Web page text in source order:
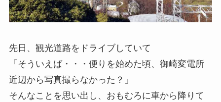
先日、観光道路をドライブしていて
「そういえば・・・便りを始めた頃、御崎変電所
近辺から写真撮らなかった？」
そんなことを思い出し、おもむろに車から降りて